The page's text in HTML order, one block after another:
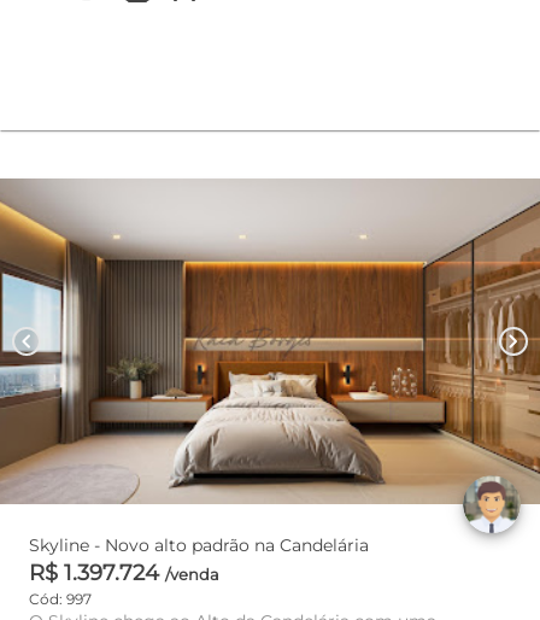
chevron_left chevron_right
Skyline - Novo alto padrão na Candelária
R$ 1.397.724 /venda
Cód: 997